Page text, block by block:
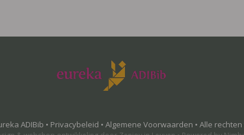
ADIBib • Privacybeleid • Algemene Voorwaarden • Alle